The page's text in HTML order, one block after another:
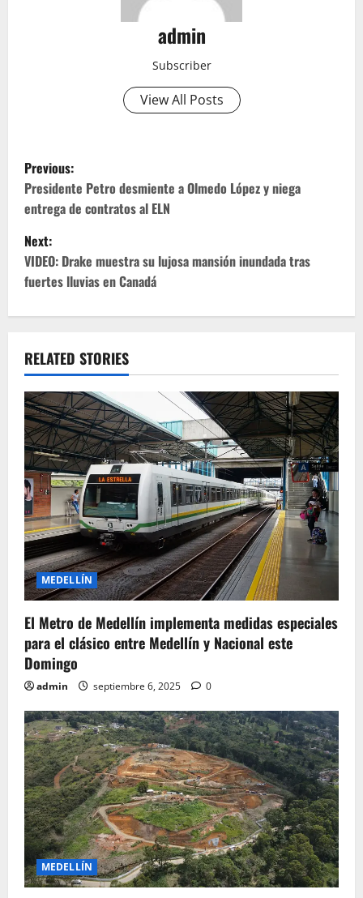
admin
Subscriber
View All Posts
P
o
s
t
n
v
i
g
a
t
i
o
n
Previous:
Presidente Petro desmiente a Olmedo López y niega
entrega de contratos al ELN
Next:
VIDEO: Drake muestra su lujosa mansión inundada tras
fuertes lluvias en Canadá
RELATED STORIES
MEDELLÍN
El Metro de Medellín implementa medidas especiales
para el clásico entre Medellín y Nacional este
Domingo
admin septiembre 6, 2025 0
MEDELLÍN